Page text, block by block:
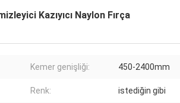
Kazıyıcı Naylon Fırça
Kemer genişliği: 450-2400mm
Renk: istediğin gibi